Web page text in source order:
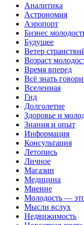
Аналитика
Астрономия
Аэропорт
Бизнес
Будущее
Ветер
Возраст
Время вперед
Всё знать
Вселенная
Гид
Долголетие
Здоровье и
Знания и опыт
Информация
Консультация
Летопись
Личное
Магазин
Медицина
Мнение
Молодость —
Мысли вслух
Недвижимость